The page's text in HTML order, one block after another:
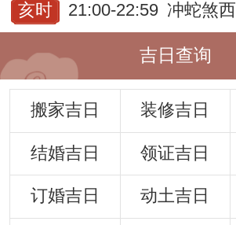
亥时 21:00-22:59 冲蛇煞西
吉日查询
搬家吉日 装修吉日
结婚吉日 领证吉日
订婚吉日 动土吉日